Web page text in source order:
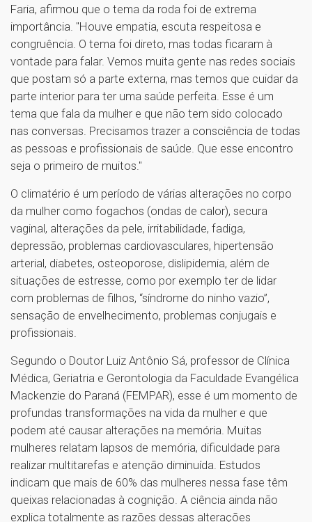
Faria, afirmou que o tema da roda foi de extrema
importância. "Houve empatia, escuta respeitosa e
congruência. O tema foi direto, mas todas ficaram à
vontade para falar. Vemos muita gente nas redes sociais
que postam só a parte externa, mas temos que cuidar da
parte interior para ter uma saúde perfeita. Esse é um
tema que fala da mulher e que não tem sido colocado
nas conversas. Precisamos trazer a consciência de todas
as pessoas e profissionais de saúde. Que esse encontro
seja o primeiro de muitos."
O climatério é um período de várias alterações no corpo
da mulher como fogachos (ondas de calor), secura
vaginal, alterações da pele, irritabilidade, fadiga,
depressão, problemas cardiovasculares, hipertensão
arterial, diabetes, osteoporose, dislipidemia, além de
situações de estresse, como por exemplo ter de lidar
com problemas de filhos, “síndrome do ninho vazio”,
sensação de envelhecimento, problemas conjugais e
profissionais.
Segundo o Doutor Luiz Antônio Sá, professor de Clínica
Médica, Geriatria e Gerontologia da Faculdade Evangélica
Mackenzie do Paraná (FEMPAR), esse é um momento de
profundas transformações na vida da mulher e que
podem até causar alterações na memória. Muitas
mulheres relatam lapsos de memória, dificuldade para
realizar multitarefas e atenção diminuída. Estudos
indicam que mais de 60% das mulheres nessa fase têm
queixas relacionadas à cognição. A ciência ainda não
explica totalmente as razões dessas alterações